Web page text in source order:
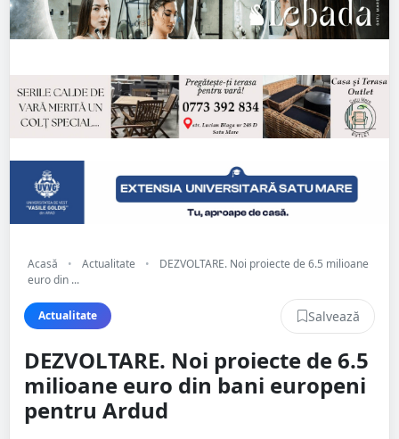
Acasă • Actualitate •
DEZVOLTARE. Noi proiecte de 6.5 milioane
euro din ...
Actualitate Salvează
DEZVOLTARE. Noi proiecte de 6.5
milioane euro din bani europeni
pentru Ardud